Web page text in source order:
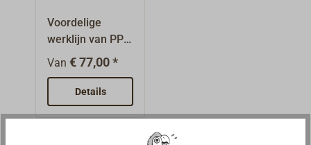
Voordelige
werklijn van PP
(polypropyleen)-
splitvezel,
drieslags
geslagen
volgens EN ISO
Van€ 77,00 *
Details